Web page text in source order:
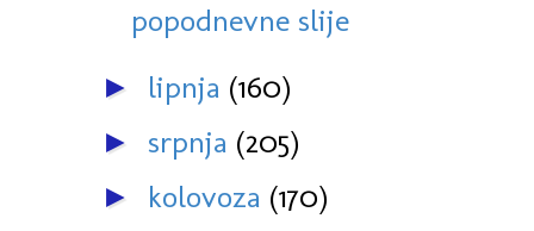
popodnevne slije
► lipnja (160)
► srpnja (205)
► kolovoza (170)